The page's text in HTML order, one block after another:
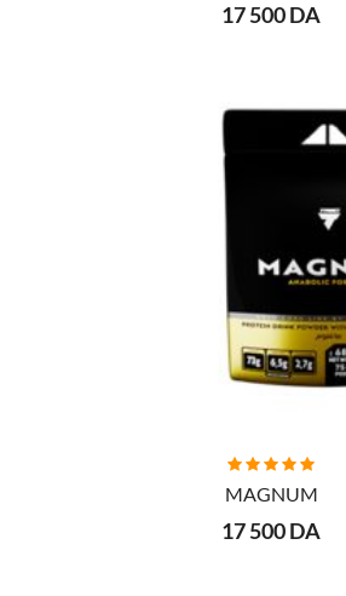
17 500 DA
AJOUTER AU PANIER
MAGNUM
17 500 DA